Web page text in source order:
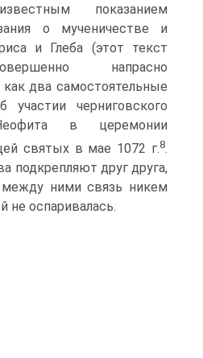
показанием
о мученичестве и
и Глеба (этот текст
напрасно
как два самостоятельные
участии черниговского
в церемонии
святых в мае 1072 г.8.
подкрепляют друг друга,
между ними связь никем
не оспаривалась.